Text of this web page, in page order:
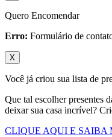
Quero Encomendar
Erro: Formulário de
X
Você já criou sua lista de
Que tal escolher presentes
deixar sua casa incrível?
CLIQUE AQUI E SAIBA